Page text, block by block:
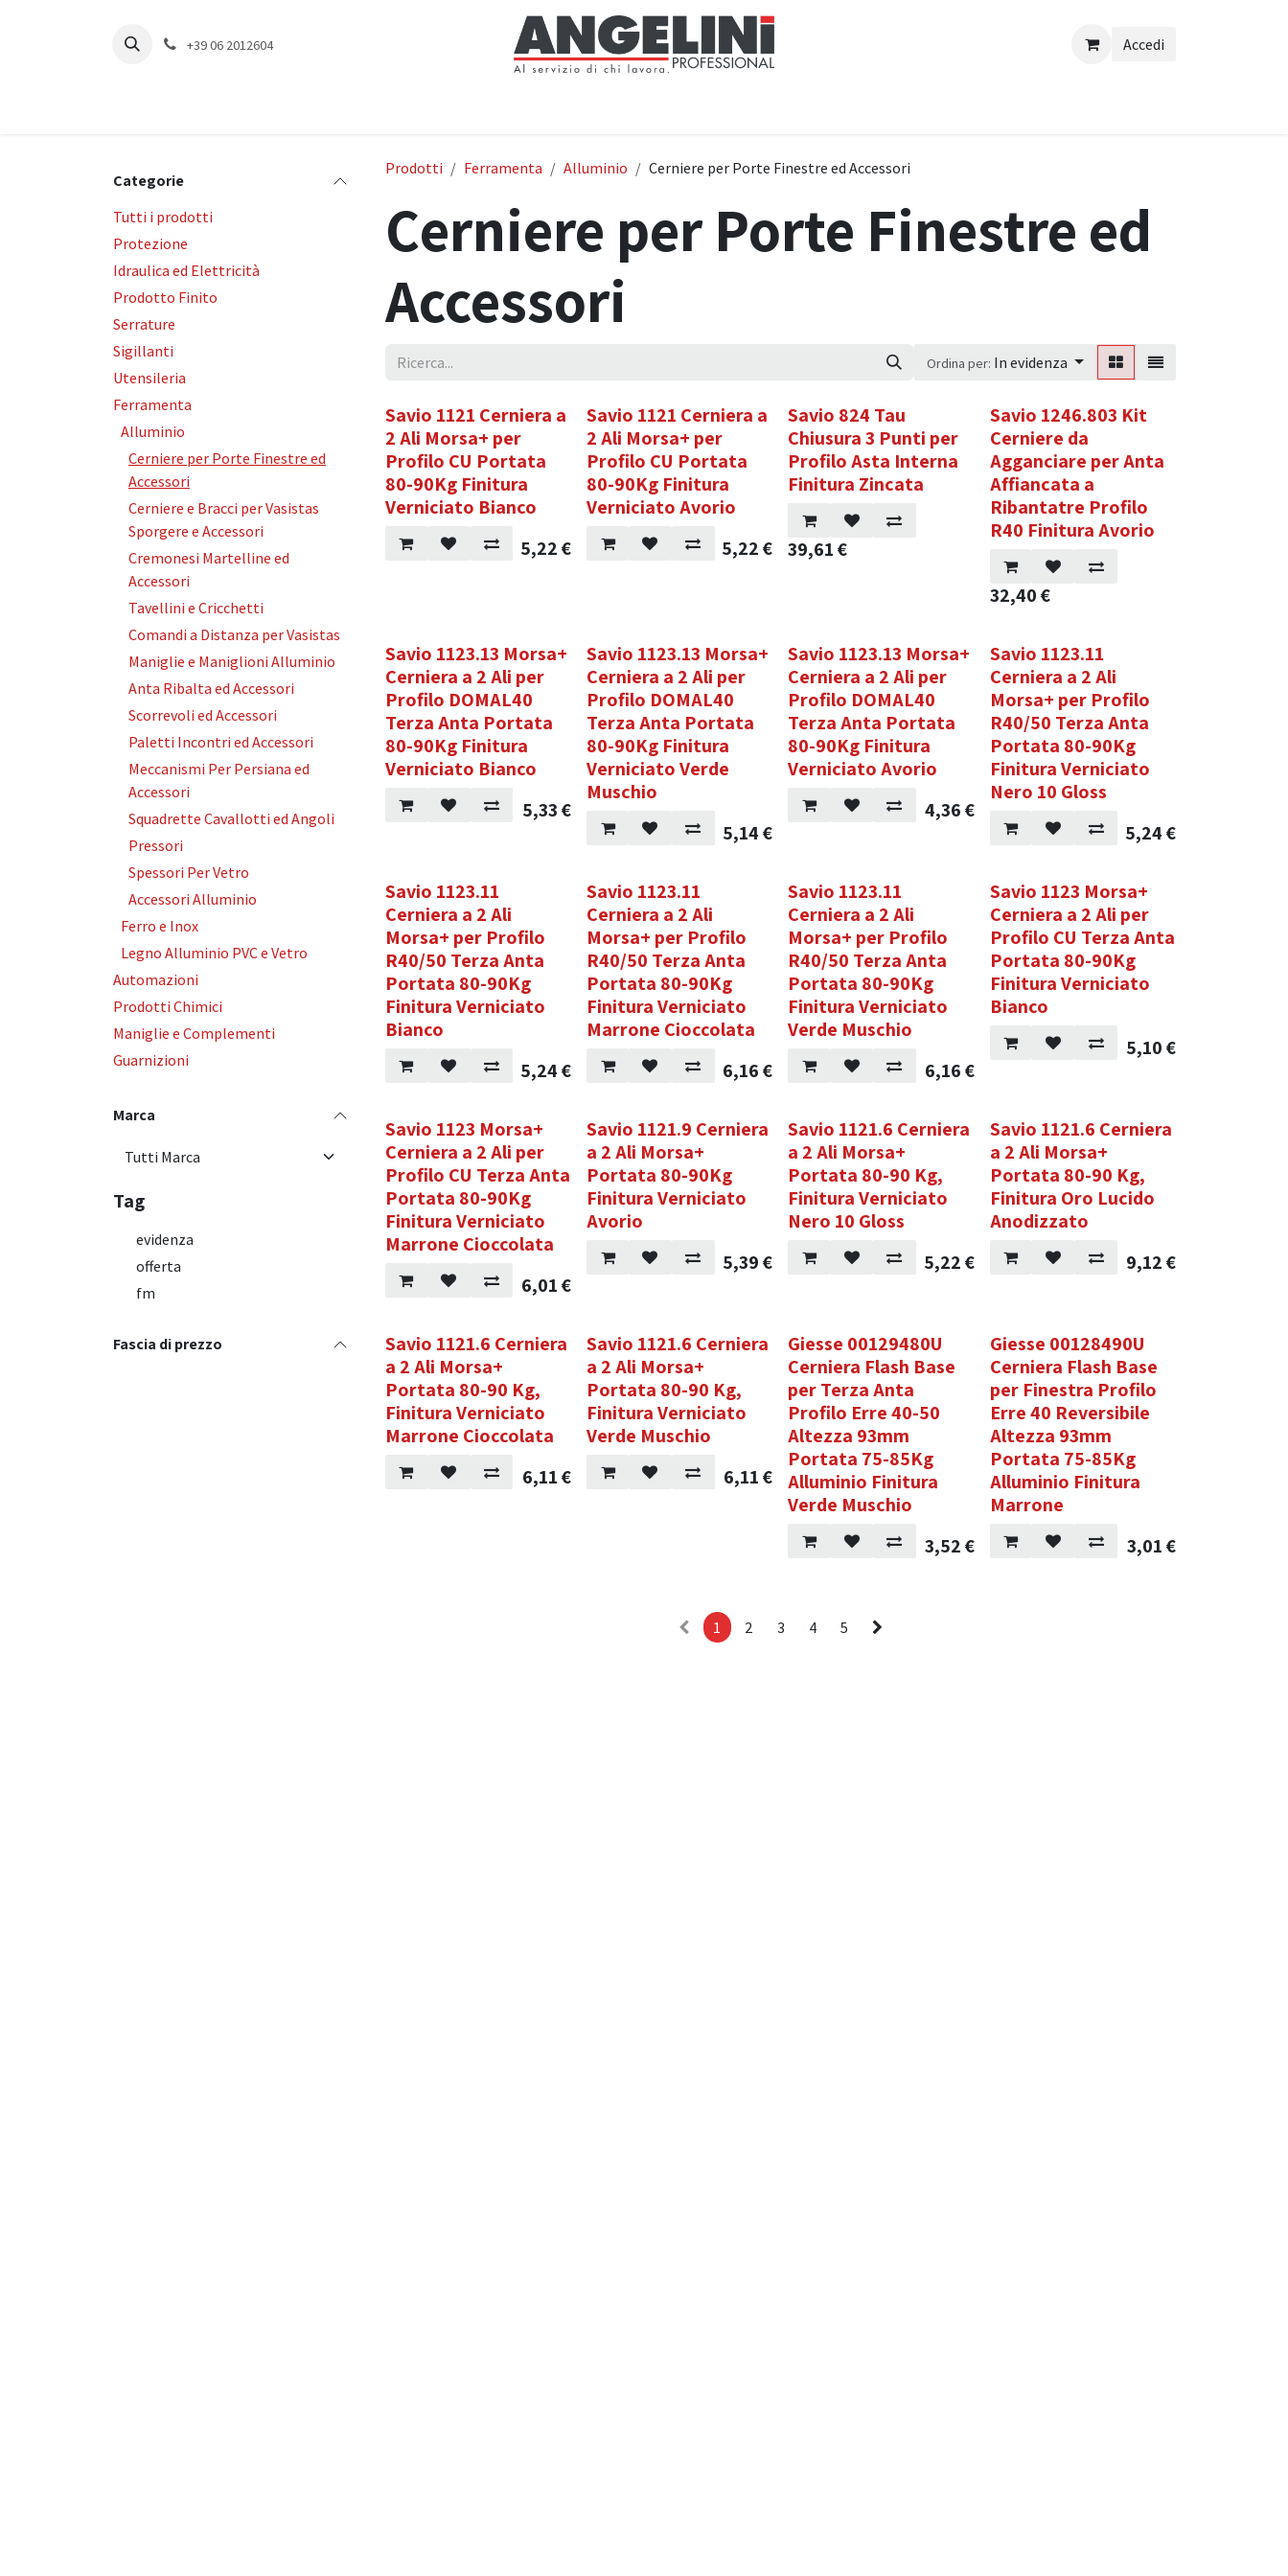
+39 06 2012604 Accedi
Categorie
Tutti i prodotti
Protezione
Idraulica ed Elettricità
Prodotto Finito
Serrature
Sigillanti
Utensileria
Ferramenta
Alluminio
Cerniere per Porte Finestre ed
Accessori
Cerniere e Bracci per Vasistas
Sporgere e Accessori
Cremonesi Martelline ed
Accessori
Tavellini e Cricchetti
Comandi a Distanza per Vasistas
Maniglie e Maniglioni Alluminio
Anta Ribalta ed Accessori
Scorrevoli ed Accessori
Paletti Incontri ed Accessori
Meccanismi Per Persiana ed
Accessori
Squadrette Cavallotti ed Angoli
Pressori
Spessori Per Vetro
Accessori Alluminio
Ferro e Inox
Legno Alluminio PVC e Vetro
Automazioni
Prodotti Chimici
Maniglie e Complementi
Guarnizioni
Marca
Tag
evidenza
offerta
fm
Fascia di prezzo
Prodotti Ferramenta Alluminio Cerniere per Porte Finestre ed Accessori
Cerniere per Porte Finestre ed
Accessori
Ordina per: In evidenza
Savio 1121 Cerniera a
2 Ali Morsa+ per
Profilo CU Portata
80-90Kg Finitura
Verniciato Bianco
5,22€
Savio 1121 Cerniera a
2 Ali Morsa+ per
Profilo CU Portata
80-90Kg Finitura
Verniciato Avorio
5,22€
Savio 824 Tau
Chiusura 3 Punti per
Profilo Asta Interna
Finitura Zincata
39,61€
Savio 1246.803 Kit
Cerniere da
Agganciare per Anta
Affiancata a
Ribantatre Profilo
R40 Finitura Avorio
32,40€
Savio 1123.13 Morsa+
Cerniera a 2 Ali per
Profilo DOMAL40
Terza Anta Portata
80-90Kg Finitura
Verniciato Bianco
5,33€
Savio 1123.13 Morsa+
Cerniera a 2 Ali per
Profilo DOMAL40
Terza Anta Portata
80-90Kg Finitura
Verniciato Verde
Muschio
5,14€
Savio 1123.13 Morsa+
Cerniera a 2 Ali per
Profilo DOMAL40
Terza Anta Portata
80-90Kg Finitura
Verniciato Avorio
4,36€
Savio 1123.11
Cerniera a 2 Ali
Morsa+ per Profilo
R40/50 Terza Anta
Portata 80-90Kg
Finitura Verniciato
Nero 10 Gloss
5,24€
Savio 1123.11
Cerniera a 2 Ali
Morsa+ per Profilo
R40/50 Terza Anta
Portata 80-90Kg
Finitura Verniciato
Bianco
5,24€
Savio 1123.11
Cerniera a 2 Ali
Morsa+ per Profilo
R40/50 Terza Anta
Portata 80-90Kg
Finitura Verniciato
Marrone Cioccolata
6,16€
Savio 1123.11
Cerniera a 2 Ali
Morsa+ per Profilo
R40/50 Terza Anta
Portata 80-90Kg
Finitura Verniciato
Verde Muschio
6,16€
Savio 1123 Morsa+
Cerniera a 2 Ali per
Profilo CU Terza Anta
Portata 80-90Kg
Finitura Verniciato
Bianco
5,10€
Savio 1123 Morsa+
Cerniera a 2 Ali per
Profilo CU Terza Anta
Portata 80-90Kg
Finitura Verniciato
Marrone Cioccolata
6,01€
Savio 1121.9 Cerniera
a 2 Ali Morsa+
Portata 80-90Kg
Finitura Verniciato
Avorio
5,39€
Savio 1121.6 Cerniera
a 2 Ali Morsa+
Portata 80-90 Kg,
Finitura Verniciato
Nero 10 Gloss
5,22€
Savio 1121.6 Cerniera
a 2 Ali Morsa+
Portata 80-90 Kg,
Finitura Oro Lucido
Anodizzato
9,12€
Savio 1121.6 Cerniera
a 2 Ali Morsa+
Portata 80-90 Kg,
Finitura Verniciato
Marrone Cioccolata
6,11€
Savio 1121.6 Cerniera
a 2 Ali Morsa+
Portata 80-90 Kg,
Finitura Verniciato
Verde Muschio
6,11€
Giesse 00129480U
Cerniera Flash Base
per Terza Anta
Profilo Erre 40-50
Altezza 93mm
Portata 75-85Kg
Alluminio Finitura
Verde Muschio
3,52€
Giesse 00128490U
Cerniera Flash Base
per Finestra Profilo
Erre 40 Reversibile
Altezza 93mm
Portata 75-85Kg
Alluminio Finitura
Marrone
3,01€
1 2 3 4 5